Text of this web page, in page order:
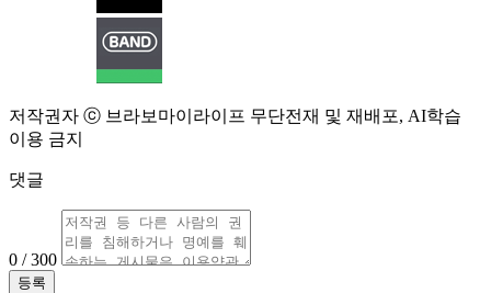
저작권자 ⓒ 브라보마이라이프 무단전재 및 재배포, AI학습
이용 금지
댓글
0 / 300